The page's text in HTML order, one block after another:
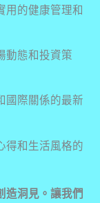
用的健康管理和
動態和投資策
國際關係的最新
得和生活風格的
造洞見。讓我們